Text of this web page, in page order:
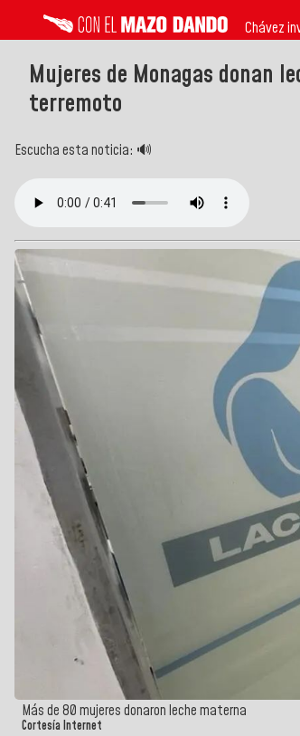
Chávez
Mujeres de Monagas donan
terremoto
Escucha esta noticia: 🔊
Más de 80 mujeres donaron leche materna
Cortesía Internet